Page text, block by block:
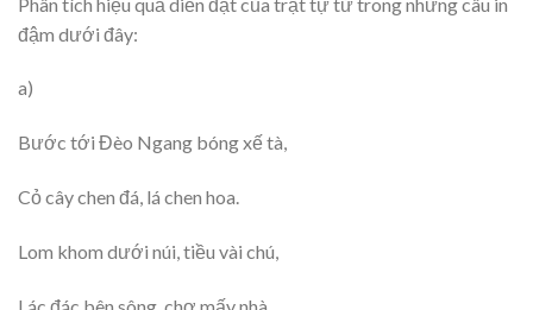
đậm dưới đây:
a)
Bước tới Đèo Ngang bóng xế tà,
Cỏ cây chen đá, lá chen hoa.
Lom khom dưới núi, tiều vài chú,
Lác đác bên sông, chợ mấy nhà.